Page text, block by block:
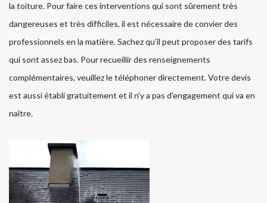
la toiture. Pour faire ces interventions qui sont sûrement très
dangereuses et très difficiles, il est nécessaire de convier des
professionnels en la matière. Sachez qu'il peut proposer des tarifs
qui sont assez bas. Pour recueillir des renseignements
complémentaires, veuillez le téléphoner directement. Votre devis
est aussi établi gratuitement et il n'y a pas d'engagement qui va en
naître.